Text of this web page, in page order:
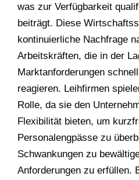
was zur Verfügbarkeit
beiträgt. Diese
kontinuierliche Nachfrage
Arbeitskräften, die in der
Marktanforderungen
reagieren. Leihfirmen
Rolle, da sie den
Flexibilität bieten, um
Personalengpässe zu
Schwankungen zu
Anforderungen zu erfüllen.